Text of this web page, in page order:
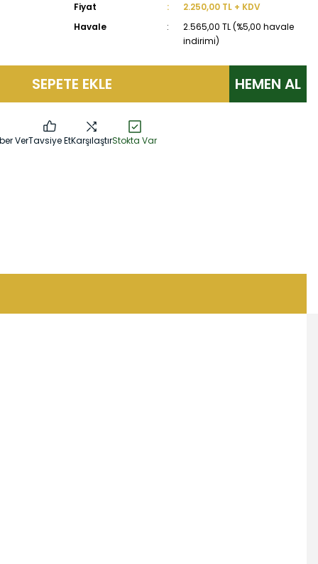
Fiyat
2.250,00 TL + KDV
Havale
2.565,00 TL (%5,00 havale
indirimi)
SEPETE EKLE HEMEN AL
VerTavsiye EtKarşılaştırStokta Var